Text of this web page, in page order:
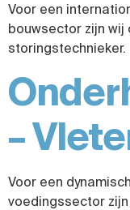
Voor een
bouwsector zijn wij
storingstechnieker.
–
Voor een
voedingssector